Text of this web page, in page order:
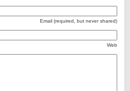
Email (required, but never shared)
Web